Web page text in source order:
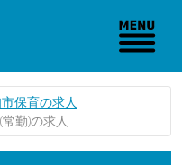
保育の求人
勤)の求人